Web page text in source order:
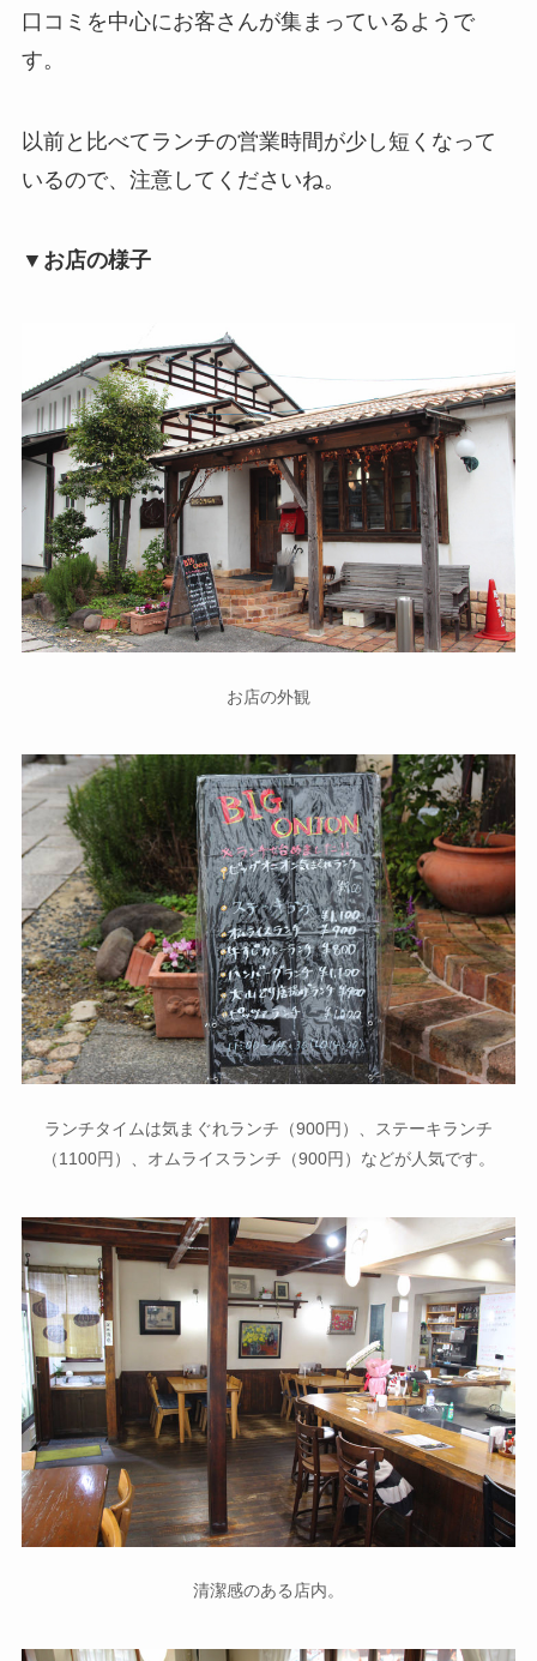
口コミを中心にお客さんが集まっているようで
す。
以前と比べてランチの営業時間が少し短くなって
いるので、注意してくださいね。
▼お店の様子
お店の外観
ランチタイムは気まぐれランチ（900円）、ステーキランチ
（1100円）、オムライスランチ（900円）などが人気です。
清潔感のある店内。